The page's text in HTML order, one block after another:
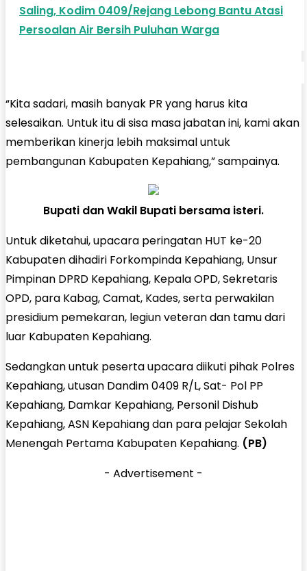
Saling, Kodim 0409/Rejang Lebong Bantu Atasi
Persoalan Air Bersih Puluhan Warga
“Kita sadari, masih banyak PR yang harus kita
selesaikan. Untuk itu di sisa masa jabatan ini, kami akan
memberikan kinerja lebih maksimal untuk
pembangunan Kabupaten Kepahiang,” sampainya.
Bupati dan Wakil Bupati bersama isteri.
Untuk diketahui, upacara peringatan HUT ke-20
Kabupaten dihadiri Forkompinda Kepahiang, Unsur
Pimpinan DPRD Kepahiang, Kepala OPD, Sekretaris
OPD, para Kabag, Camat, Kades, serta perwakilan
presidium pemekaran, legiun veteran dan tamu dari
luar Kabupaten Kepahiang.
Sedangkan untuk peserta upacara diikuti pihak Polres
Kepahiang, utusan Dandim 0409 R/L, Sat- Pol PP
Kepahiang, Damkar Kepahiang, Personil Dishub
Kepahiang, ASN Kepahiang dan para pelajar Sekolah
Menengah Pertama Kabupaten Kepahiang. (PB)
- Advertisement -